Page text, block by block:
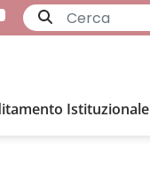
Istituzionale